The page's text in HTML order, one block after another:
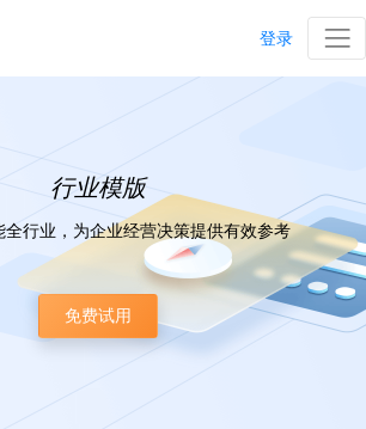
登录
行业模版
全行业，为企业经营决策提供有效参考
免费试用